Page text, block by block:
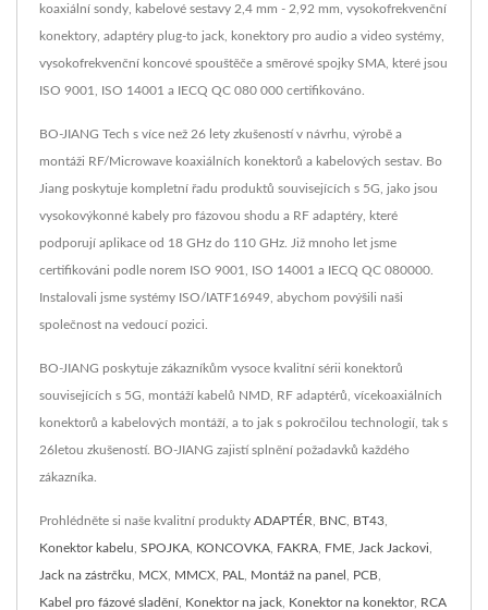
koaxiální sondy, kabelové sestavy 2,4 mm - 2,92 mm, vysokofrekvenční
konektory, adaptéry plug-to jack, konektory pro audio a video systémy,
vysokofrekvenční koncové spouštěče a směrové spojky SMA, které jsou
ISO 9001, ISO 14001 a IECQ QC 080 000 certifikováno.
BO-JIANG Tech s více než 26 lety zkušeností v návrhu, výrobě a
montáži RF/Microwave koaxiálních konektorů a kabelových sestav. Bo
Jiang poskytuje kompletní řadu produktů souvisejících s 5G, jako jsou
vysokovýkonné kabely pro fázovou shodu a RF adaptéry, které
podporují aplikace od 18 GHz do 110 GHz. Již mnoho let jsme
certifikováni podle norem ISO 9001, ISO 14001 a IECQ QC 080000.
Instalovali jsme systémy ISO/IATF16949, abychom povýšili naši
společnost na vedoucí pozici.
BO-JIANG poskytuje zákazníkům vysoce kvalitní sérii konektorů
souvisejících s 5G, montáží kabelů NMD, RF adaptérů, vícekoaxiálních
konektorů a kabelových montáží, a to jak s pokročilou technologií, tak s
26letou zkušeností. BO-JIANG zajistí splnění požadavků každého
zákazníka.
Prohlédněte si naše kvalitní produkty ADAPTÉR BNC BT43
Konektor kabelu SPOJKA KONCOVKA FAKRA FME Jack Jackovi
Jack na zástrčku MCX MMCX PAL Montáž na panel PCB
Kabel pro fázové sladění Konektor na jack Konektor na konektor, RCA